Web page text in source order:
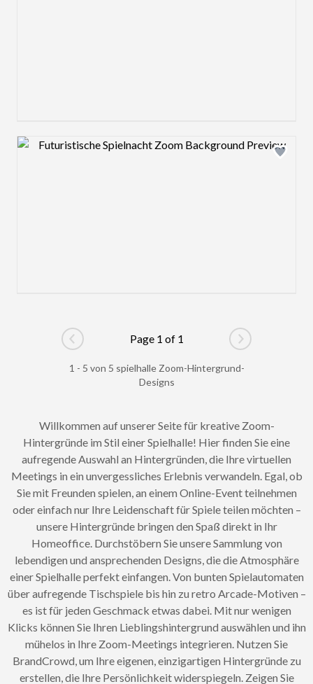
Design preview image
Go to previous page
Page 1 of 1
Go to next
1 - 5 von 5 spielhalle Zoom-Hintergrund-
Designs
Willkommen auf unserer Seite für kreative Zoom-
Hintergründe im Stil einer Spielhalle! Hier finden Sie eine
aufregende Auswahl an Hintergründen, die Ihre virtuellen
Meetings in ein unvergessliches Erlebnis verwandeln. Egal, ob
Sie mit Freunden spielen, an einem Online-Event teilnehmen
oder einfach nur Ihre Leidenschaft für Spiele teilen möchten –
unsere Hintergründe bringen den Spaß direkt in Ihr
Homeoffice. Durchstöbern Sie unsere Sammlung von
lebendigen und ansprechenden Designs, die die Atmosphäre
einer Spielhalle perfekt einfangen. Von bunten Spielautomaten
über aufregende Tischspiele bis hin zu retro Arcade-Motiven –
es ist für jeden Geschmack etwas dabei. Mit nur wenigen
Klicks können Sie Ihren Lieblingshintergrund auswählen und ihn
mühelos in Ihre Zoom-Meetings integrieren. Nutzen Sie
BrandCrowd, um Ihre eigenen, einzigartigen Hintergründe zu
erstellen, die Ihre Persönlichkeit widerspiegeln. Zeigen Sie